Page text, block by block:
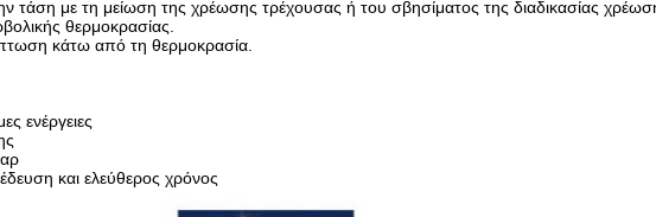
τάση με τη μείωση της χρέωσης τρέχουσας ή του σβησίματος της διαδικασίας
θερμοκρασίας.
κάτω από τη θερμοκρασία.
ενέργειες
και ελεύθερος χρόνος